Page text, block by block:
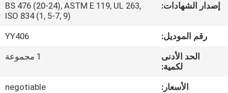
إصدار الشهادات:
BS 476 (20-24), ASTM E 119, UL 263,
ISO 834 (1, 5-7, 9)
رقم الموديل:
YY406
الحد الأدنى
لكمية:
1 مجموعة
الأسعار:
negotiable